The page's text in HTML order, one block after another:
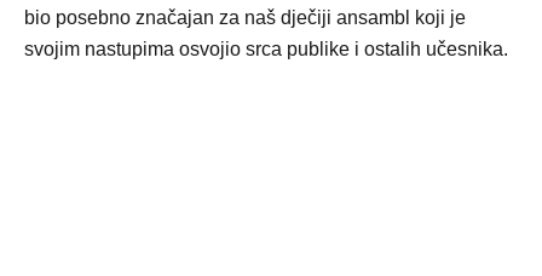
bio posebno značajan za naš dječiji ansambl koji je
svojim nastupima osvojio srca publike i ostalih učesnika.